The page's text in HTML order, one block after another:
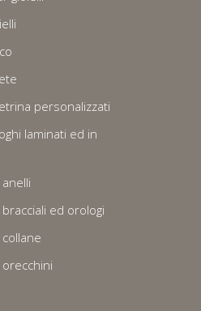
personalizzati
laminati ed in
ed orologi